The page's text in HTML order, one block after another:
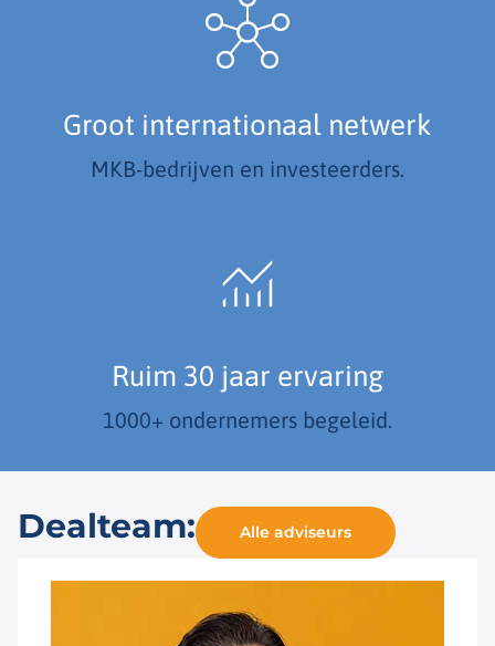
Groot internationaal netwerk
MKB-bedrijven en investeerders.
Ruim 30 jaar ervaring
1000+ ondernemers begeleid.
Dealteam: Alle adviseurs